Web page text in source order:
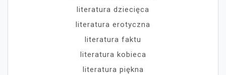
literatura dziecięca
literatura erotyczna
literatura faktu
literatura kobieca
literatura piękna